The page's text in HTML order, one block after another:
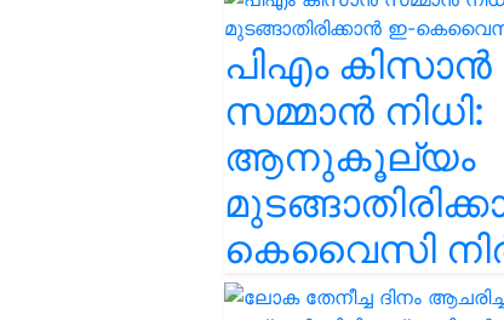
പിഎം കിസാൻ
സമ്മാൻ നിധി:
ആനുകൂല്യം
കെവൈസി